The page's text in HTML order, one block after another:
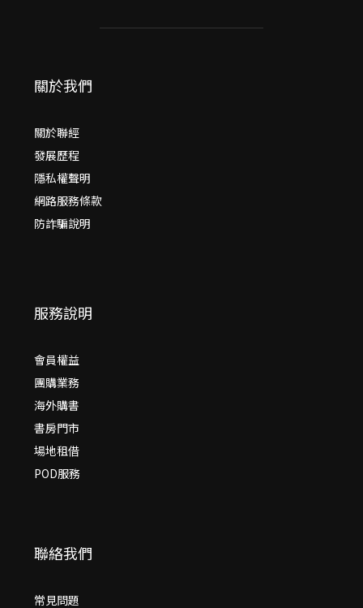
關於我們
關於聯經
發展歷程
隱私權聲明
網路服務條款
防詐騙說明
服務說明
會員權益
團購業務
海外購書
書房門市
場地租借
POD服務
聯絡我們
常見問題